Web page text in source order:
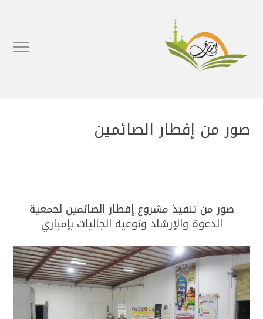
صور من إفطار الصائمين
صور من تنفيذ مشروع إفطار الصائمين لجمعية
الدعوة والإرشاد وتوعية الجاليات بإمباري